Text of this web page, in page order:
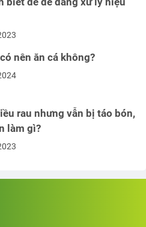
nên ăn cá không?
rau nhưng vẫn bị táo bón,
làm gì?